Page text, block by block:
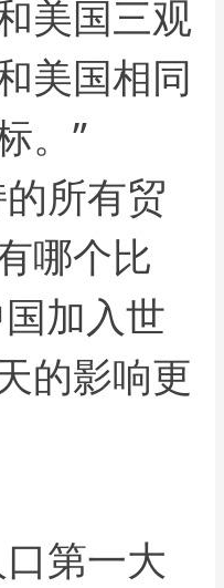
美国三观
美国相同
。”
所有贸
哪个比
加入世
的影响更
第一大